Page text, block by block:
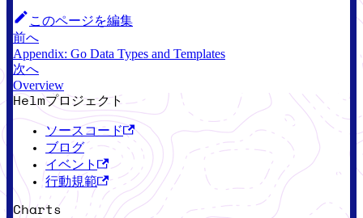
このページを編集
前へ
Appendix: Go Data Types and Templates
次へ
Overview
Helmプロジェクト
ソースコード
ブログ
イベント
行動規範
Charts